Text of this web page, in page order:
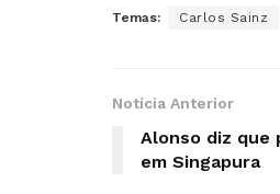
Temas: Carlos Sainz
Notícia Anterior
Alonso diz que
em Singapura